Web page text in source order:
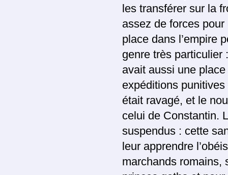
les transférer sur la
assez de forces
place dans l’empire
genre très particulier
avait aussi une
expéditions
était ravagé, et le
celui de Constantin.
suspendus : cette
leur apprendre
marchands romains,